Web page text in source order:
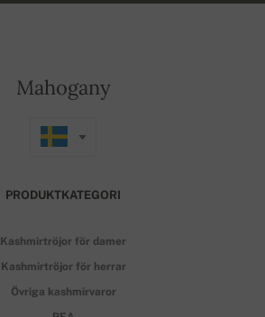
Mahogany
PRODUKTKATEGORI
Kashmirtröjor för damer
Kashmirtröjor för herrar
Övriga kashmirvaror